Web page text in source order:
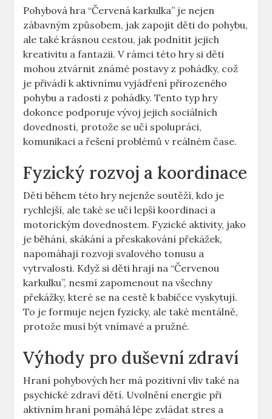
Pohybová ⁢hra⁣ “Červená karkulka” je nejen⁢
zábavným způsobem,⁣ jak zapojit⁤ děti⁢ do pohybu,
ale také krásnou cestou, jak podnítit jejich
kreativitu a​ fantazii. ⁢V rámci ‍této hry ⁢si děti
mohou ztvárnit známé postavy z pohádky, což
je přivádí k aktivnímu‌ vyjádření přirozeného
pohybu a radosti z pohádky.‍ Tento typ hry
dokonce ​podporuje vývoj ⁢jejich sociálních‍
dovedností, protože se učí spolupráci,
komunikaci a řešení‌ problémů⁢ v reálném čase.
Fyzický rozvoj a⁢ koordinace
Děti během této‌ hry nejenže soutěží, kdo je⁤
rychlejší, ale​ také se učí ‍lepší‌ koordinaci a
motorickým dovednostem. Fyzické aktivity,⁤ jako
je běhání, skákání a přeskakování⁤ překážek,
⁤napomáhají rozvoji⁢ svalového ‌tonusu a
vytrvalosti. Když si​ děti ​hrají ⁣na “Červenou
karkulku”, nesmí zapomenout na​ všechny⁣
překážky,‌ které se na cestě⁢ k babičce ⁣vyskytují.
⁤To je‍ formuje nejen ⁢fyzicky,​ ale ⁤také mentálně,
protože musí být vnímavé a pružné.
Výhody⁤ pro duševní zdraví
Hraní pohybových her má‍ pozitivní vliv⁢ také na⁣
psychické ⁣zdraví dětí. ⁣Uvolnění energie při
⁤aktivním hraní pomáhá lépe ‌zvládat stres a